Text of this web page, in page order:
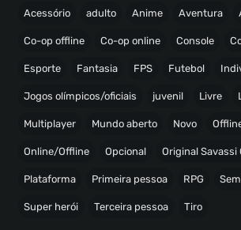
Acessório adulto Anime Aventura
Co-op offline Co-op online Console
Esporte Fantasia FPS Futebol
Jogos olímpicos/oficiais juvenil Livre
Multiplayer Mundo aberto Novo
Online/Offline Opcional Original Savassi
Plataforma Primeira pessoa RPG
Super herói Terceira pessoa Tiro